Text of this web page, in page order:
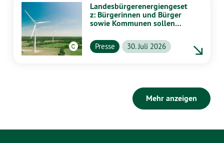
Landesbürgerenergiengeset
z: Bürgerinnen und Bürger
sowie Kommunen sollen
profitieren
Presse 30. Juli 2026
Mehr anzeigen